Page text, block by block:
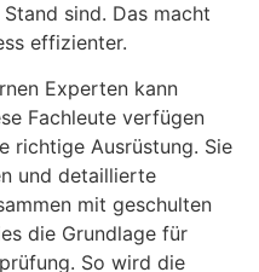
sind. Das macht
effizienter.
Experten kann
Fachleute verfügen
richtige Ausrüstung. Sie
und detaillierte
mit geschulten
die Grundlage für
So wird die